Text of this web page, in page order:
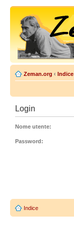
Zeman.org ‹ Indice
Login
Nome utente:
Password:
Indice